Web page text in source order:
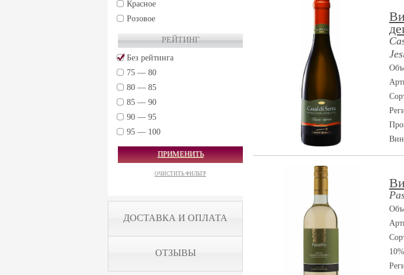
Cantine Pirovano srl (11)
Col d'Orcia S.r.l. Societa Agricola (7)
Красное
Розовое
РЕЙТИНГ
Без рейтинга
75 — 80
80 — 85
85 — 90
90 — 95
95 — 100
ПРИМЕНИТЬ
ОЧИСТИТЬ ФИЛЬТР
ДОСТАВКА И ОПЛАТА
ОТЗЫВЫ